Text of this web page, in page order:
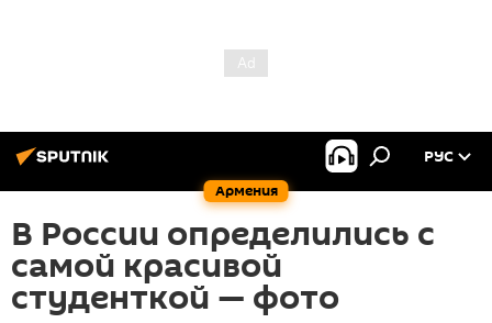
Армения
РУС
В России определились с
самой красивой
студенткой — фото